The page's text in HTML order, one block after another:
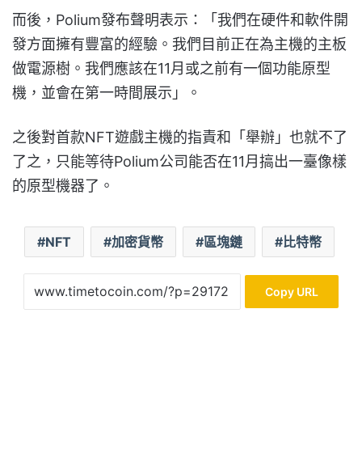
而後，Polium發布聲明表示：「我們在硬件和軟件開
發方面擁有豐富的經驗。我們目前正在為主機的主板
做電源樹。我們應該在11月或之前有一個功能原型
機，並會在第一時間展示」。
之後對首款NFT遊戲主機的指責和「舉辦」也就不了
了之，只能等待Polium公司能否在11月搞出一臺像樣
的原型機器了。
NFT 加密貨幣 區塊鏈 比特幣
Copy URL